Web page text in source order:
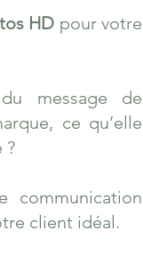
HD pour votre
message de
ce qu’elle
?
communication
client idéal.